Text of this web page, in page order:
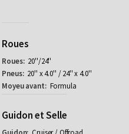
Roues
20''/24''
20'' x 4.0'' / 24'' x 4.0''
Formula
Guidon et Selle